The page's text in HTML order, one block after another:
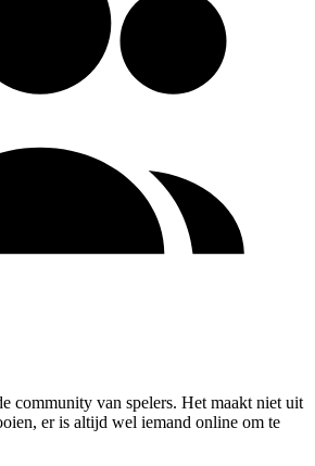
community van spelers. Het maakt niet uit
er is altijd wel iemand online om te